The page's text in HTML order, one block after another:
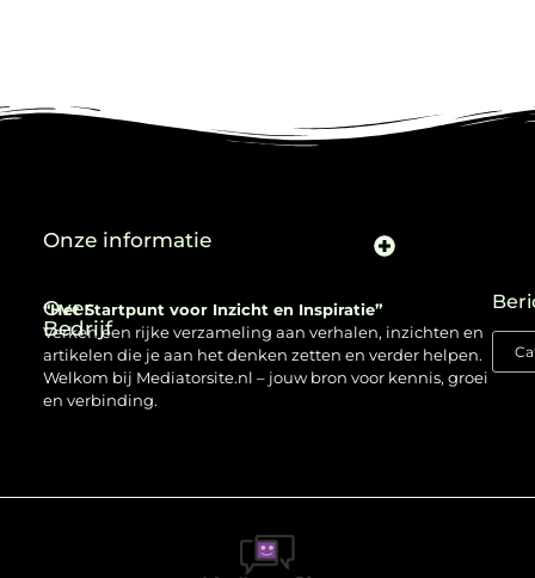
Over
Bedrijf
“Het Startpunt voor Inzicht en Inspiratie”
Verken een rijke verzameling aan verhalen, inzichten en
artikelen die je aan het denken zetten en verder helpen.
Welkom bij Mediatorsite.nl – jouw bron voor kennis, groei
en verbinding.
Onze informatie